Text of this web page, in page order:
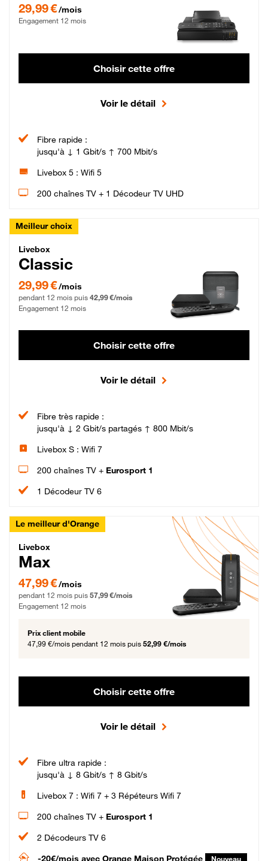
29,99 €/mois
Engagement 12 mois
Choisir cette offre
Voir le détail
Fibre rapide :
jusqu'à ↓ 1 Gbit/s ↑ 700 Mbit/s
Livebox 5 : Wifi 5
200 chaînes TV + 1 Décodeur TV UHD
Meilleur choix
Livebox Classic Fibre
Livebox
Classic
29,99 € par mois pendant 12 mois puis 42,99 € par mois, Engagement 12 mois
29,99 €/mois
pendant 12 mois puis 42,99 €/mois
Engagement 12 mois
Choisir cette offre
Voir le détail
Fibre très rapide :
jusqu'à ↓ 2 Gbit/s partagés ↑ 800 Mbit/s
Livebox S : Wifi 7
200 chaînes TV + Eurosport 1
1 Décodeur TV 6
Le meilleur d'Orange
Livebox Max Fibre
Livebox
Max
47,99 € par mois pendant 12 mois puis 57,99 € par mois, Engagement 12 mois
47,99 €/mois
pendant 12 mois puis 57,99 €/mois
Engagement 12 mois
Prix client mobile
47,99 €/mois pendant 12 mois puis 52,99 €/mois
Choisir cette offre
Voir le détail
Fibre ultra rapide :
jusqu'à ↓ 8 Gbit/s ↑ 8 Gbit/s
Livebox 7 : Wifi 7 + 3 Répéteurs Wifi 7
200 chaînes TV + Eurosport 1
2 Décodeurs TV 6
-20€/mois avec Orange Maison Protégée Nouveau